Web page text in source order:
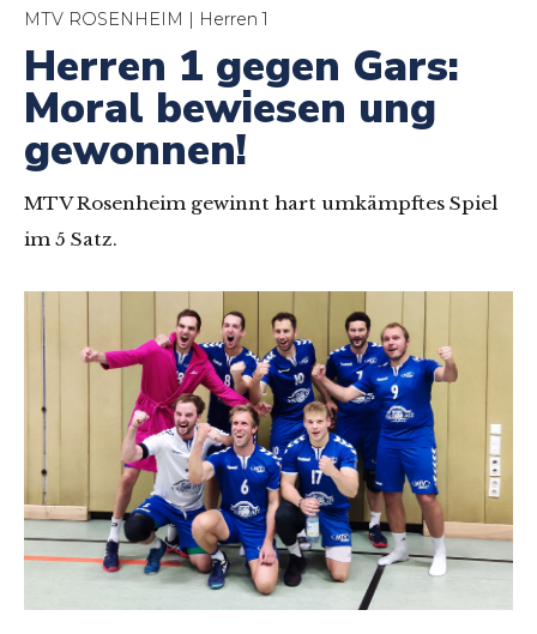
MTV ROSENHEIM | Herren 1
Herren 1 gegen Gars:
Moral bewiesen ung
gewonnen!
MTV Rosenheim gewinnt hart umkämpftes Spiel
im 5 Satz.